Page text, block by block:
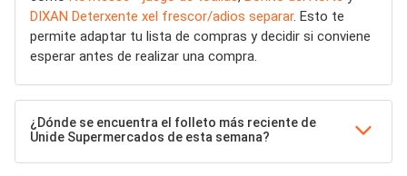
DIXAN Deterxente xel frescor/adios separar. Esto te
permite adaptar tu lista de compras y decidir si conviene
esperar antes de realizar una compra.
¿Dónde se encuentra el folleto más reciente de
Unide Supermercados de esta semana?